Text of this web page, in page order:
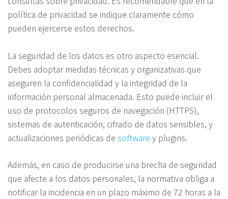
política de privacidad se indique claramente cómo
pueden ejercerse estos derechos.
La seguridad de los datos es otro aspecto esencial.
Debes adoptar medidas técnicas y organizativas que
aseguren la confidencialidad y la integridad de la
información personal almacenada. Esto puede incluir el
uso de protocolos seguros de navegación (HTTPS),
sistemas de autenticación, cifrado de datos sensibles, y
actualizaciones periódicas de software y plugins.
Además, en caso de producirse una brecha de seguridad
que afecte a los datos personales, la normativa obliga a
notificar la incidencia en un plazo máximo de 72 horas a la